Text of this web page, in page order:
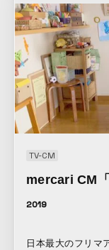
の店舗にて購入さ
商品情報（POSデ
アルタイムで生成
トコスメなど、
せることで、直近
覚的に生成される
が賑わっている時
くなど、店舗での
TV-CM
mercari CM
2019
日本最大のフリマ